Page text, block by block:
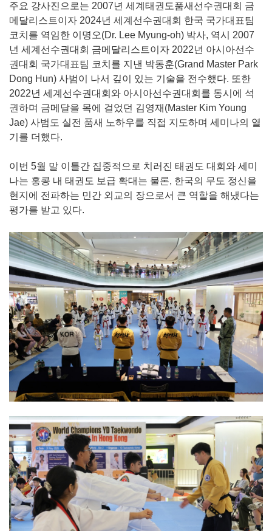
주요 강사진으로는 2007년 세계태권도품새선수권대회 금
메달리스트이자 2024년 세계선수권대회 한국 국가대표팀
코치를 역임한 이명오(Dr. Lee Myung-oh) 박사, 역시 2007
년 세계선수권대회 금메달리스트이자 2022년 아시아선수
권대회 국가대표팀 코치를 지낸 박동훈(Grand Master Park
Dong Hun) 사범이 나서 깊이 있는 기술을 전수했다. 또한
2022년 세계선수권대회와 아시아선수권대회를 동시에 석
권하며 금메달을 목에 걸었던 김영재(Master Kim Young
Jae) 사범도 실전 품새 노하우를 직접 지도하며 세미나의 열
기를 더했다.
이번 5월 말 이틀간 집중적으로 치러진 태권도 대회와 세미
나는 홍콩 내 태권도 보급 확대는 물론, 한국의 무도 정신을
현지에 전파하는 민간 외교의 장으로서 큰 역할을 해냈다는
평가를 받고 있다.